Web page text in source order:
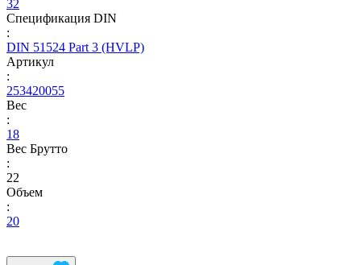
32
Спецификация DIN
:
DIN 51524 Part 3 (HVLP)
Артикул
:
253420055
Вес
:
18
Вес Брутто
:
22
Объем
:
20